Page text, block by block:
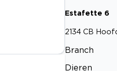
Estafette 6
2134 CB
Branch
Dieren